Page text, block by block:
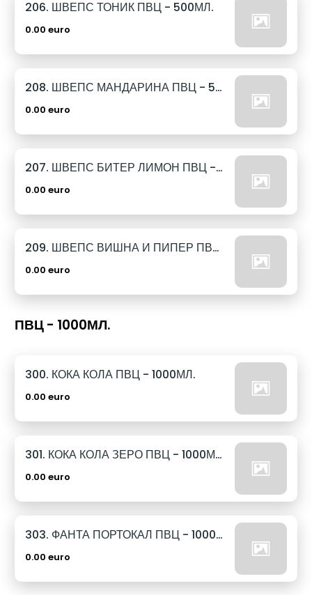
206. ШВЕПС ТОНИК ПВЦ - 500МЛ.
0.00 euro
208. ШВЕПС МАНДАРИНА ПВЦ - 500МЛ.
0.00 euro
207. ШВЕПС БИТЕР ЛИМОН ПВЦ - 500МЛ.
0.00 euro
209. ШВЕПС ВИШНА И ПИПЕР ПВЦ - 500МЛ.
0.00 euro
ПВЦ - 1000МЛ.
300. КОКА КОЛА ПВЦ - 1000МЛ.
0.00 euro
301. КОКА КОЛА ЗЕРО ПВЦ - 1000МЛ.
0.00 euro
303. ФАНТА ПОРТОКАЛ ПВЦ - 1000МЛ.
0.00 euro